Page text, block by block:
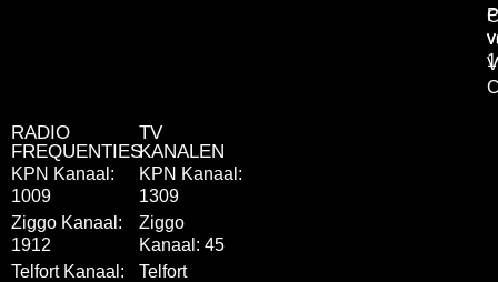
RADIO
FREQUENTIES
KPN Kanaal:
1009
Ziggo Kanaal:
1912
Telfort Kanaal:
TV
KANALEN
KPN Kanaal:
1309
Ziggo
Kanaal: 45
Telfort